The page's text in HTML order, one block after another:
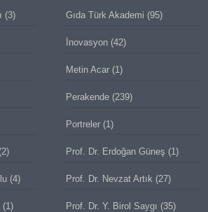
(3) Gıda Türk Akademi (95)
İnovasyon (42)
Metin Acar (1)
Perakende (239)
Portreler (1)
Prof. Dr. Erdoğan Güneş (1)
(4) Prof. Dr. Nevzat Artık (27)
(1) Prof. Dr. Y. Birol Saygı (35)